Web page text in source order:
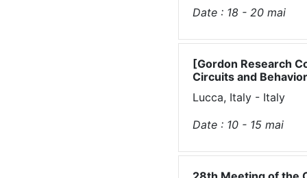
Date : 18 - 20 mai
[Gordon Research
Circuits and
Lucca, Italy - Italy
Date : 10 - 15 mai